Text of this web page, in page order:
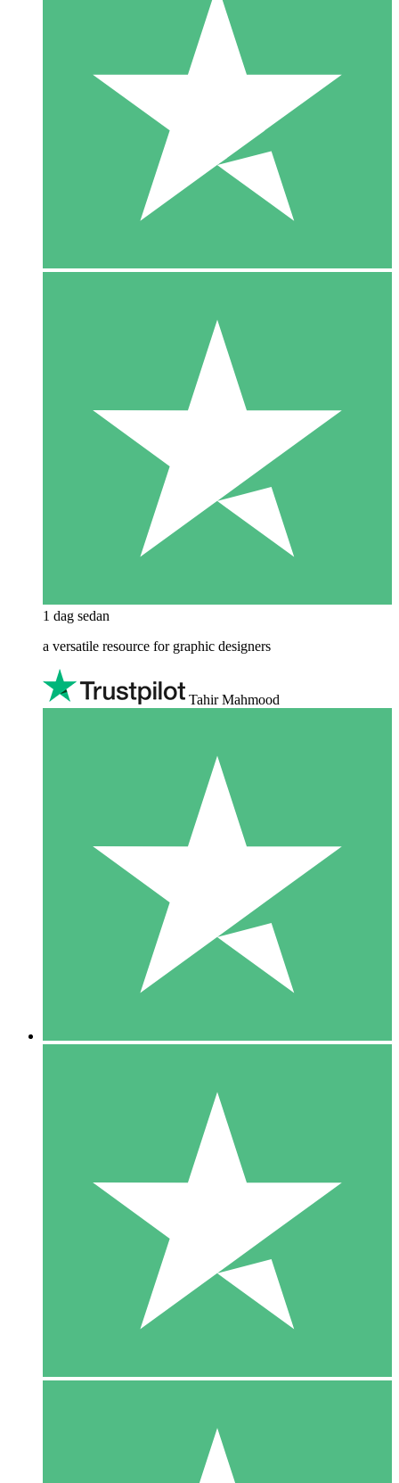
1 dag sedan
a versatile resource for graphic designers
Tahir Mahmood